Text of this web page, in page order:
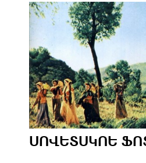
ՍՈՎԵՏՍԿՈԵ